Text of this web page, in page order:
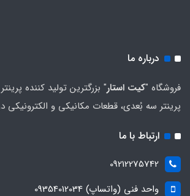
درباره ما
فروشگاه "کیت استار" بزرگترین تولید کننده
پرینتر سه بُعدی، قطعات مکانیکی و الکترونیکی
ارتباط با ما
09212275742
واحد فنی (واتساپ) 09354012034